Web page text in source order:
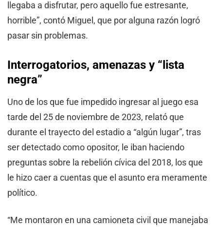
llegaba a disfrutar, pero aquello fue estresante,
horrible”, contó Miguel, que por alguna razón logró
pasar sin problemas.
Interrogatorios, amenazas y “lista
negra”
Uno de los que fue impedido ingresar al juego esa
tarde del 25 de noviembre de 2023, relató que
durante el trayecto del estadio a “algún lugar”, tras
ser detectado como opositor, le iban haciendo
preguntas sobre la rebelión cívica del 2018, los que
le hizo caer a cuentas que el asunto era meramente
político.
“Me montaron en una camioneta civil que manejaba